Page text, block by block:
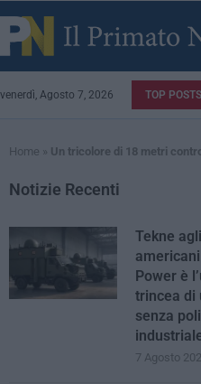
venerdì, Agosto 7, 2026 TOP POSTS
Home » Un tricolore di 18 metri
Notizie Recenti
Tekne agli
Power è
trincea di
senza
7 Agosto